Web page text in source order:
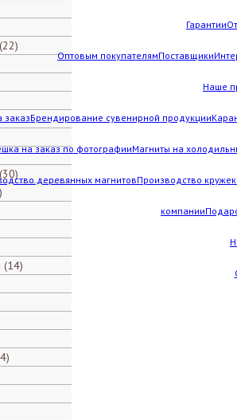
Гарантии
Оптовым покупателямПоставщики
Наше
заказБрендирование сувенирной продукции
на заказ по фотографииМагниты на
деревянных магнитовПроизводство
компании
22
30
14
4